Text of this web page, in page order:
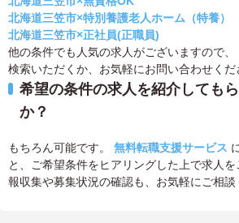
北海道三笠市×特別養護老人ホーム（特養）
北海道三笠市×正社員(正職員)
他の条件でも人気の求人がございますので
検索いただくか、お気軽にお問い合わせくだ
希望の条件の求人を紹介しても
か？
もちろん可能です。 無料転職支援サービス
と、ご希望条件をヒアリングした上で求人
報収集や募集状況の確認も、お気軽にご相談